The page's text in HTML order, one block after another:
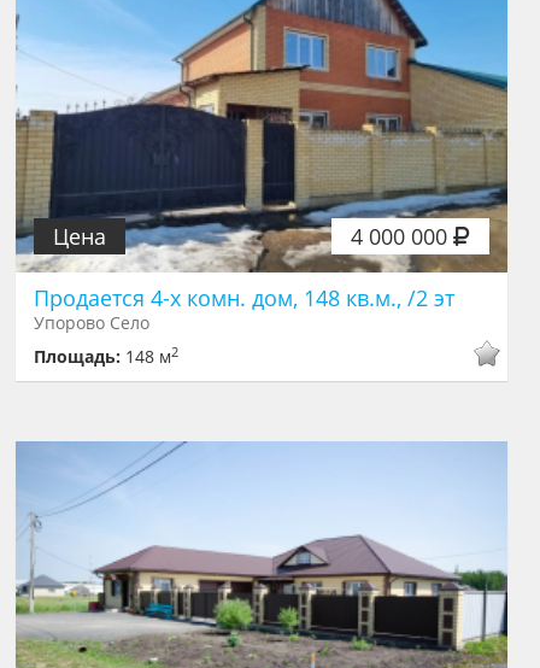
4 000 000
Цена
Продается 4-х комн. дом, 148 кв.м., /2 эт
Упорово Село
Площадь: 148 м2